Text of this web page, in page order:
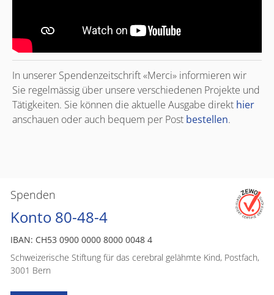
Spenden
Konto 80-48-4
IBAN: CH53 0900 0000 8000 0048 4
Schweizerische Stiftung für das cerebral gelähmte Kind, Postfach,
3001 Bern
In unserer Spendenzeitschrift «Merci» informieren wir
Sie regelmässig über unsere verschiedenen Projekte und
Tätigkeiten. Sie können die aktuelle Ausgabe direkt hier
anschauen oder auch bequem per Post bestellen.